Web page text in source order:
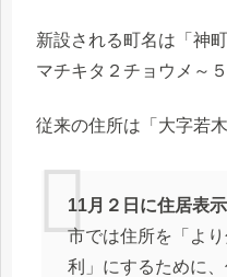
新設される町名は「神
マチキタ２チョウメ～
従来の住所は「大字若木
11月２日に住居表
市では住所を「よ
利」にするために